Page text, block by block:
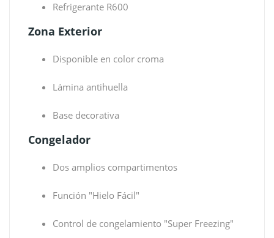
Refrigerante R600
Zona Exterior
Disponible en color croma
Lámina antihuella
Base decorativa
Congelador
Dos amplios compartimentos
Función "Hielo Fácil"
Control de congelamiento "Super Freezing"